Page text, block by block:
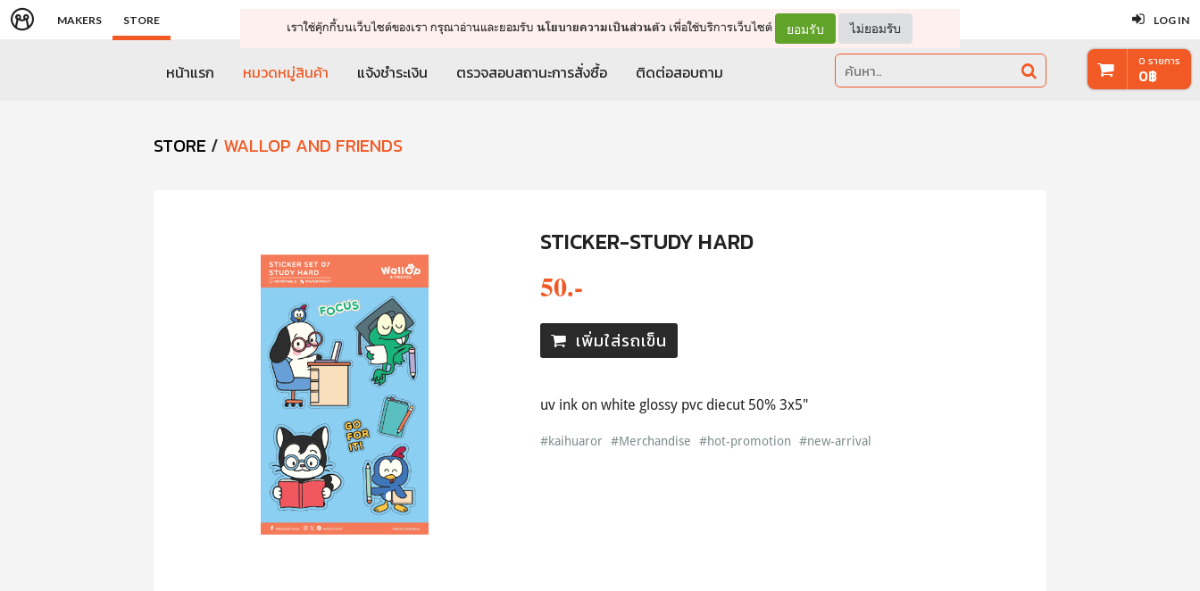
ปิด
จัดการรถเข็น ดำเนินการต่อ
MAKERS STORE LOG IN
เราใช้คุ๊กกี้บนเว็บไซต์ของเรา กรุณาอ่านและยอมรับนโยบายความเป็นส่วนตัว เพื่อใช้บริการเว็บไซต์ ยอมรับ ไม่ยอมรับ
หน้าแรก หมวดหมู่สินค้า แจ้งชำระเงิน ตรวจสอบสถานะการสั่งซื้อ ติดต่อสอบถาม
0 รายการ
0฿
STORE / WALLOP AND FRIENDS
STICKER-STUDY HARD
50.-
เพิ่มใส่รถเข็น
uv ink on white glossy pvc diecut 50% 3x5"
#kaihuaror #Merchandise #hot-promotion #new-arrival